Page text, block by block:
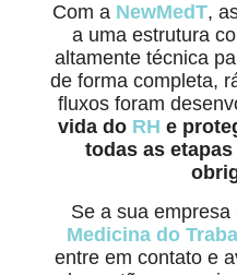
Com a NewMedT,
a uma estrutura
altamente técnica
de forma completa,
fluxos foram
vida do RH e
todas as
Se a sua
Medicina do
entre em contato e